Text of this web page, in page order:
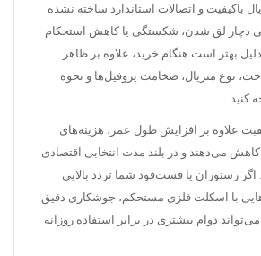
باکیفیت و اتصالات استاندارد ساخته نشده
دچار لق شدن، شکستگی یا کاهش استحکام
بهتر است هنگام خرید، علاوه بر ظاهر
نوع متریال، ضخامت پروفیل‌ها و نحوه
کنید.
علاوه بر افزایش طول عمر، هزینه‌های
کاهش می‌دهند و در بلند مدت انتخابی اقتصادی
رستوران یا فست‌فود شما تردد بالایی
با اسکلت فلزی مستحکم، جوشکاری دقیق
دوام بیشتری در برابر استفاده روزانه